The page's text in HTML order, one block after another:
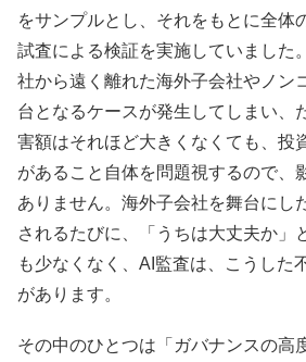
をサンプルとし、それをもとに全体
試査による検証を実施していました
社から遠く離れた海外子会社やノン
台となるケースが発生してしまい、
害額はそれほど大きくなくても、投
があること自体を問題視するので、
ありません。海外子会社を舞台にし
されるたびに、「うちは大丈夫か」
も少なくなく、AI監査は、こうした
があります。
その中のひとつは「ガバナンスの高